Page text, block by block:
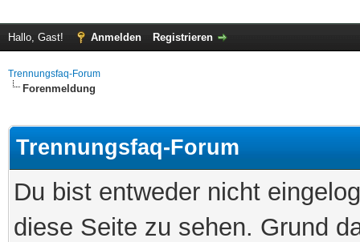
Hallo, Gast! Anmelden Registrieren
Trennungsfaq-Forum
Forenmeldung
Trennungsfaq-Forum
Du bist entweder nicht
diese Seite zu sehen. Grund